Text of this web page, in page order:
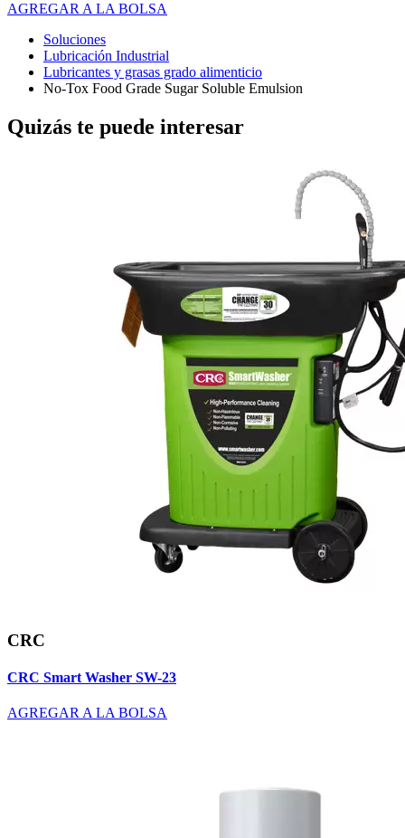
AGREGAR A LA BOLSA
Soluciones
Lubricación Industrial
Lubricantes y grasas grado alimenticio
No-Tox Food Grade Sugar Soluble Emulsion
Quizás te puede interesar
CRC
CRC Smart Washer SW-23
AGREGAR A LA BOLSA